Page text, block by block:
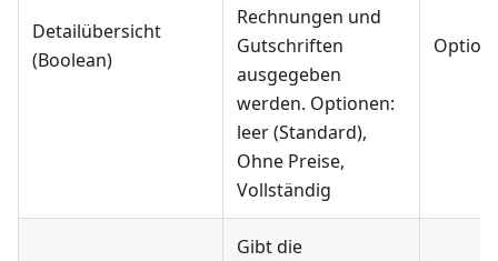
Detailübersicht
(Boolean)
Rechnungen und
Gutschriften
ausgegeben
werden. Optionen:
leer (Standard),
Ohne Preise,
Vollständig
Gibt die